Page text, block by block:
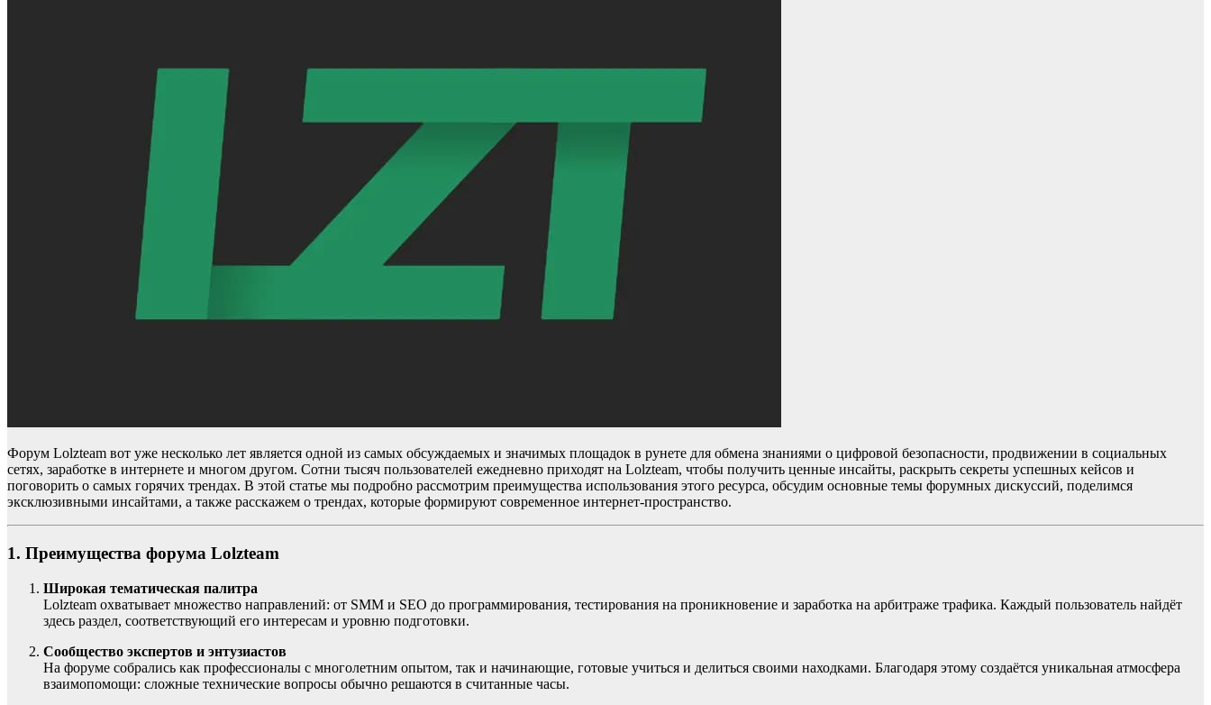
Форум Lolzteam вот уже несколько лет является одной из самых обсуждаемых и значимых площадок в рунете для обмена знаниями о цифровой безопасности, продвижении в социальных
сетях, заработке в интернете и многом другом. Сотни тысяч пользователей ежедневно приходят на Lolzteam, чтобы получить ценные инсайты, раскрыть секреты успешных кейсов и
поговорить о самых горячих трендах. В этой статье мы подробно рассмотрим преимущества использования этого ресурса, обсудим основные темы форумных дискуссий, поделимся
эксклюзивными инсайтами, а также расскажем о трендах, которые формируют современное интернет-пространство.
1. Преимущества форума Lolzteam
Широкая тематическая палитра
Lolzteam охватывает множество направлений: от SMM и SEO до программирования, тестирования на проникновение и заработка на арбитраже трафика. Каждый пользователь найдёт
здесь раздел, соответствующий его интересам и уровню подготовки.
Сообщество экспертов и энтузиастов
На форуме собрались как профессионалы с многолетним опытом, так и начинающие, готовые учиться и делиться своими находками. Благодаря этому создаётся уникальная атмосфера
взаимопомощи: сложные технические вопросы обычно решаются в считанные часы.